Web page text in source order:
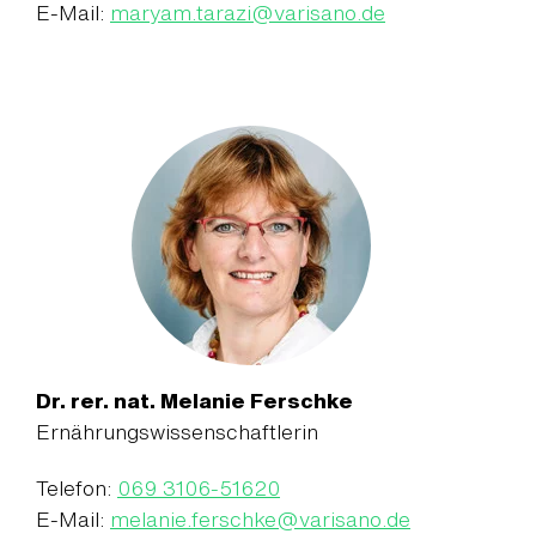
E-Mail: maryam.tarazi@varisano.de
Dr. rer. nat. Melanie Ferschke
Ernährungswissenschaftlerin
Telefon: 069 3106-51620
E-Mail: melanie.ferschke@varisano.de